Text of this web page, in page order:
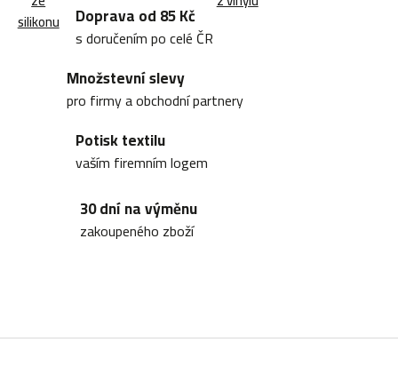
Doprava od 85 Kč
s doručením po celé ČR
Množstevní slevy
pro firmy a obchodní partnery
Potisk textilu
vaším firemním logem
30 dní na výměnu
zakoupeného zboží